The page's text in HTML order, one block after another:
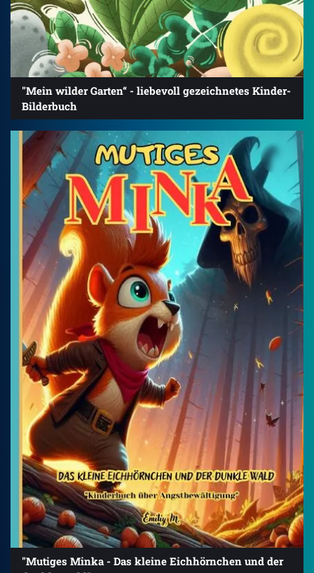
"Mein wilder Garten“ - liebevoll gezeichnetes Kinder-
Bilderbuch
"Mutiges Minka - Das kleine Eichhörnchen und der